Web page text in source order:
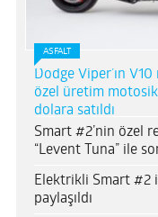
ASFALT
Dodge Viper’ın
özel üretim
dolara satıldı
Smart #2’nin özel
“Levent Tuna” ile
Elektrikli Smart #2
paylaşıldı